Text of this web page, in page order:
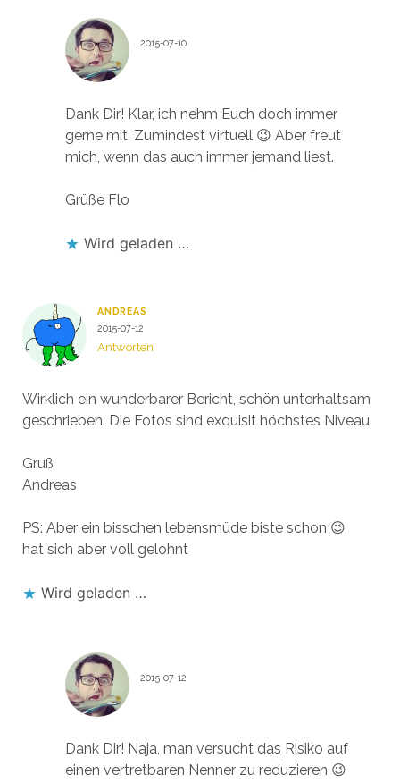
2015-07-10
Dank Dir! Klar, ich nehm Euch doch immer
gerne mit. Zumindest virtuell 😉 Aber freut
mich, wenn das auch immer jemand liest.
Grüße Flo
Wird geladen …
ANDREAS
2015-07-12
Antworten
Wirklich ein wunderbarer Bericht, schön unterhaltsam
geschrieben. Die Fotos sind exquisit höchstes Niveau.
Gruß
Andreas
PS: Aber ein bisschen lebensmüde biste schon 😉
hat sich aber voll gelohnt
Wird geladen …
2015-07-12
Dank Dir! Naja, man versucht das Risiko auf
einen vertretbaren Nenner zu reduzieren 😉